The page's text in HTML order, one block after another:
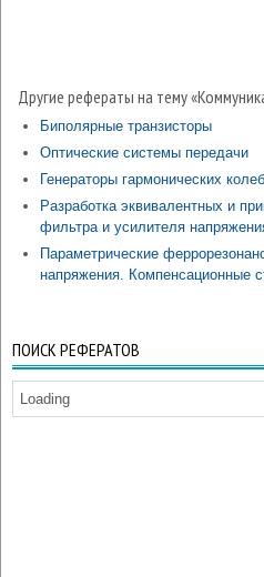
Другие рефераты на тему
Биполярные транзисторы
Оптические системы передачи
Генераторы гармонических
Разработка эквивалентных и
фильтра и усилителя
Параметрические
напряжения. Компенсационные
ПОИСК РЕФЕРАТОВ
Loading